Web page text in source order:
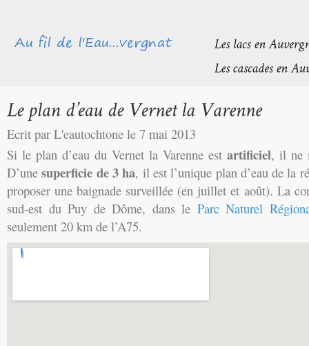
Ecrit par L'eautochtone le 7 mai 2013
Si le plan d’eau du Vernet la Varenne est artificiel, il ne
D’unesuperficie de 3 ha, il est l’unique plan d’eau de la
proposer une baignade surveillée (en juillet et août). La
sud-est du Puy de Dôme, dans le Parc Naturel
seulement 20 km de l’A75.